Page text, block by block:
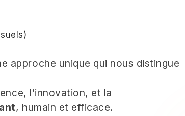
approche unique qui nous distingue
l’innovation, et la
, humain et efficace.